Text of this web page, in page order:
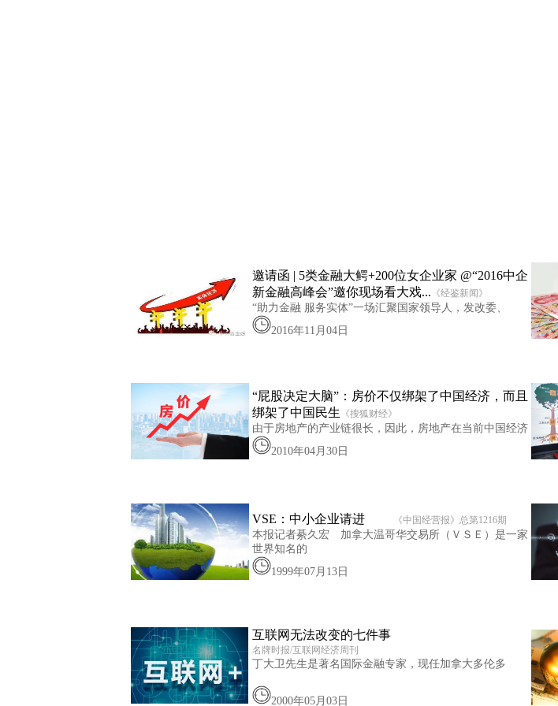
邀请函 | 5类金融大鳄+200位女企业家 @“2016中企
新金融高峰会”邀你现场看大戏... 《经鉴新闻》
“助力金融 服务实体”一场汇聚国家领导人，发改委、
2016年11月04日
“屁股决定大脑”：房价不仅绑架了中国经济，而且
绑架了中国民生 《搜狐财经》
由于房地产的产业链很长，因此，房地产在当前中国经济
2010年04月30日
VSE：中小企业请进 《中 国经营报》总第1216期
本报记者綦久宏 加拿大温哥华交易所（ＶＳＥ）是一家
世界知名的
1999年07月13日
互联网无法改变的七件事
名牌时报/互联网经济周刊
丁大卫先生是著名国际金融专家，现任加拿大多伦多
2000年05月03日